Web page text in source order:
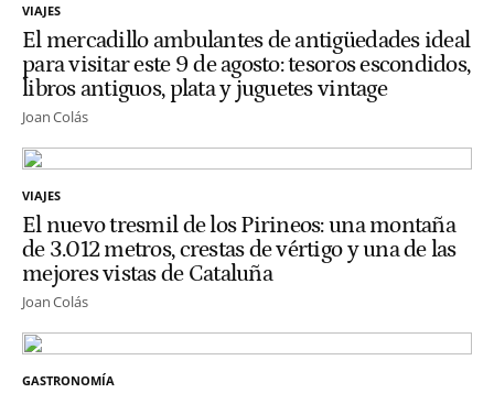
VIAJES
El mercadillo ambulantes de antigüedades ideal
para visitar este 9 de agosto: tesoros escondidos,
libros antiguos, plata y juguetes vintage
Joan Colás
VIAJES
El nuevo tresmil de los Pirineos: una montaña
de 3.012 metros, crestas de vértigo y una de las
mejores vistas de Cataluña
Joan Colás
GASTRONOMÍA